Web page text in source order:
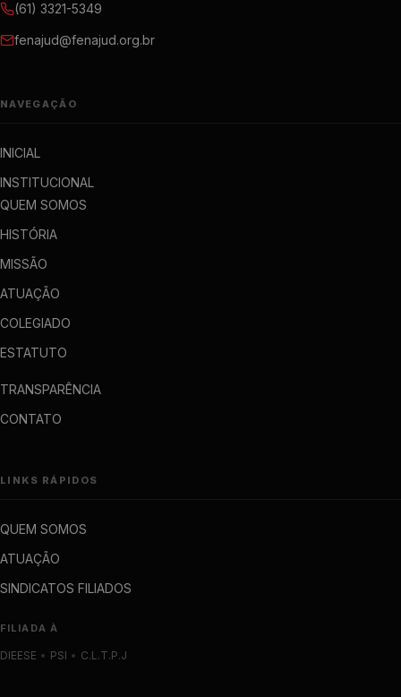
(61) 3321-5349
fenajud@fenajud.org.br
NAVEGAÇÃO
INICIAL
INSTITUCIONAL
QUEM SOMOS
HISTÓRIA
MISSÃO
ATUAÇÃO
COLEGIADO
ESTATUTO
TRANSPARÊNCIA
CONTATO
LINKS RÁPIDOS
QUEM SOMOS
ATUAÇÃO
SINDICATOS FILIADOS
FILIADA À
DIEESE • PSI • C.L.T.P.J